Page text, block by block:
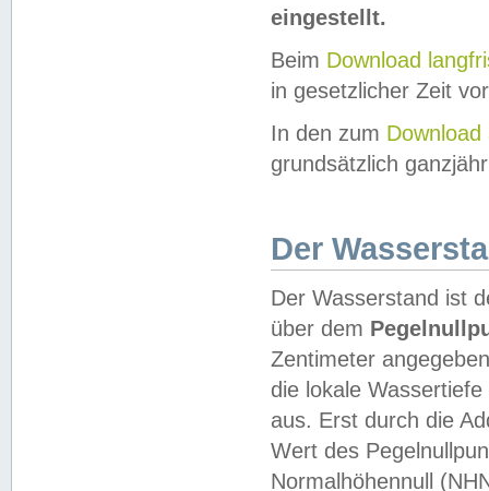
eingestellt.
Beim Download
in gesetzlicher Zeit
In den zum Download
grundsätzlich
Der
Der Wasserstand ist
über dem
Zentimeter
die lokale
aus. Erst durch die
Wert des
Normalhöhennull